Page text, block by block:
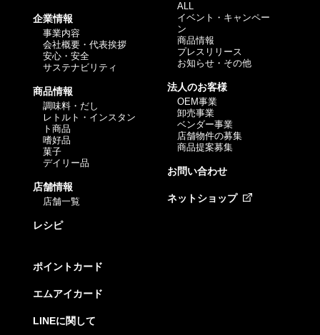
企業情報
事業内容
会社概要・代表挨拶
安心・安全
サステナビリティ
商品情報
調味料・だし
レトルト・インスタン
ト商品
嗜好品
菓子
デイリー品
店舗情報
店舗一覧
レシピ
ALL
イベント・キャンペー
ン
商品情報
プレスリリース
お知らせ・その他
法人のお客様
OEM事業
卸売事業
ベンダー事業
店舗物件の募集
商品提案募集
お問い合わせ
ネットショップ
ポイントカード
エムアイカード
LINEに関して